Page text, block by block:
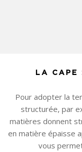
LA CAPE
Pour adopter la
structurée, par
matières donnent
en matière épaisse
vous